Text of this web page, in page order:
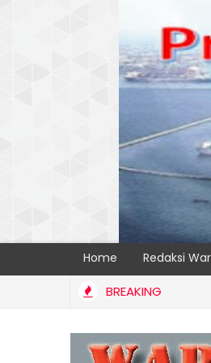
Home Redaksi
BREAKING